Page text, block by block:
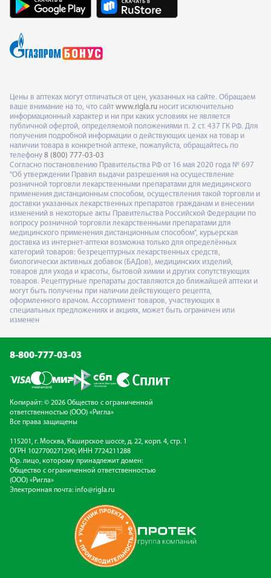
Цены в аптеках могут отличаться от цен, указанных на сайте. Обращаем
ваше внимание на то, что сайт www.rigla.ru носит исключительно
информационный характер и ни при каких условиях не является
публичной офертой, определяемой положениями п. 2 ст. 437 ГК РФ. Для
получения подробной информации о действующих ценах на товар и
наличии товара в конкретной аптеке, пожалуйста, обращайтесь по
телефону 8 (800) 777-03-03
Согласно постановлению Правительства РФ от 16 мая 2020 года № 697
"Об утверждении Правил выдачи разрешения на осуществление
розничной торговли лекарственными препаратами для медицинского
применения дистанционным способом, осуществления такой торговли и
доставки указанных лекарственных препаратов гражданам и внесении
изменений в некоторые акты Правительства Российской Федерации по
вопросу розничной торговли лекарственными препаратами для
медицинского применения дистанционным способом", курьерская
доставка из интернет-аптеки возможна только для определённых
категорий товаров: безрецептурных лекарственных средств,
биологически активных добавок (БАДов), медицинских изделий,
товаров для ухода и красоты, бытовой химии и других сопутствующих
товаров. Рецептурные препараты доставляются до ближайшей аптеки и
могут быть получены при наличии действующего рецепта,
оформленного врачом. Ассортимент товаров, участвующих в
специальных предложениях и акциях, может быть ограничен или
изменен
8-800-777-03-03
Копирайт: © 2026 Общество с ограниченной
ответственностью (ООО) «Ригла»
Все права защищены
115201, г. Москва, Каширское шоссе, д. 22, корп. 4, стр. 1
ОГРН 1027700271290; ИНН 7724211288
Юр. лицо, которому принадлежит домен:
Общество с ограниченной ответственностью
(ООО) «Ригла»
Электронная почта: info@rigla.ru